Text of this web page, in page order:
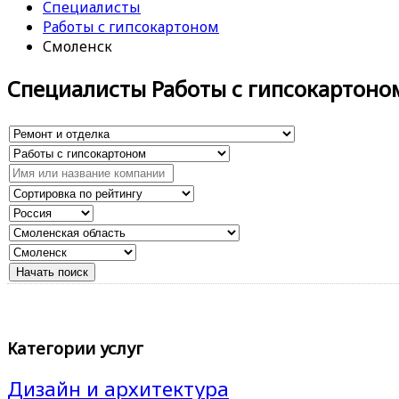
Специалисты
Работы с гипсокартоном
Смоленск
Специалисты Работы с
Категории услуг
Дизайн и архитектура